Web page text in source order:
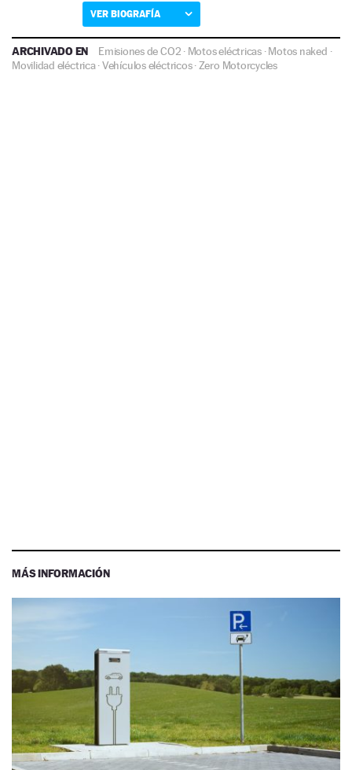
VER BIOGRAFÍA
ARCHIVADO EN Emisiones de CO2 · Motos eléctricas·Motos naked ·
Movilidad eléctrica·Vehículos eléctricos·Zero Motorcycles
MÁS INFORMACIÓN